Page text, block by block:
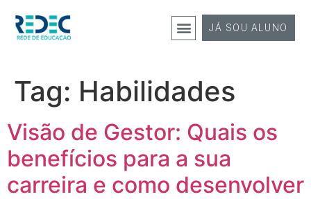
JÁ SOU ALUNO
Tag: Habilidades
Visão de Gestor: Quais os
benefícios para a sua
carreira e como desenvolver